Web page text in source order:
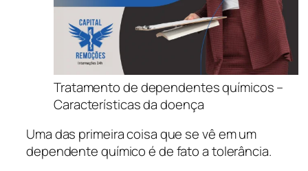
Tratamento de dependentes químicos –
Características da doença
Uma das primeira coisa que se vê em um
dependente químico é de fato a tolerância.